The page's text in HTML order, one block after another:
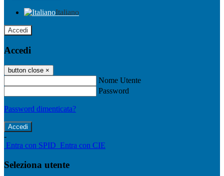
Italiano
Accedi
Accedi
button close ×
Nome Utente
Password
Password dimenticata?
-
Entra con SPID Entra con CIE
Seleziona utente